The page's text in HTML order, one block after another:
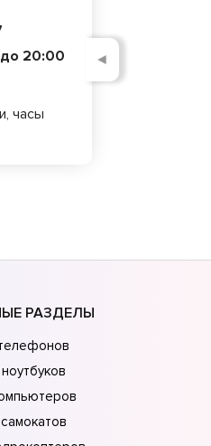
20:00
часы
◄
РАЗДЕЛЫ